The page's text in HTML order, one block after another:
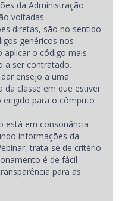
da Administração
voltadas
diretas, são no sentido
genéricos nos
aplicar o código mais
a ser contratado.
ensejo a uma
da classe em que estiver
para o cômputo
está em consonância
informações da
trata-se de critério
é de fácil
para as